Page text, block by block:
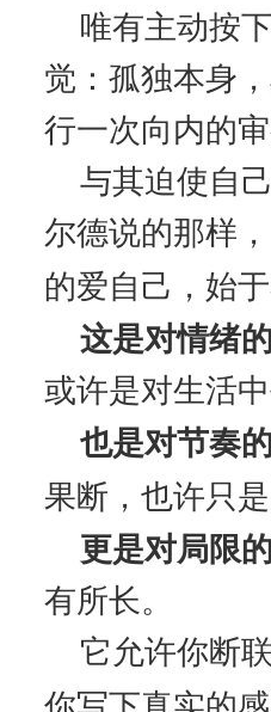
唯有主动按
觉：孤独本身
行一次向内的
与其迫使自
尔德说的那样，
的爱自己，始
这是对情绪
或许是对生活
也是对节奏
果断，也许只
更是对局限
有所长。
它允许你断